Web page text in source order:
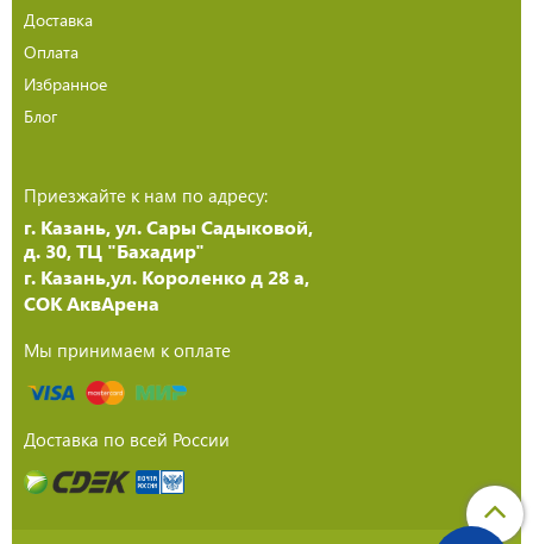
Доставка
Оплата
Избранное
Блог
Приезжайте к нам по адресу:
г. Казань, ул. Сары Садыковой,
д. 30, ТЦ "Бахадир"
г. Казань,ул. Короленко д 28 а,
СОК АквАрена
Мы принимаем к оплате
Доставка по всей России